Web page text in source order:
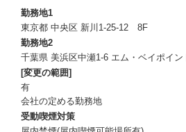
から熱い支持をいただき、その利便性と
やしています。
イオングループ経営陣の期待も大きく、
略の柱として明確に位置づけられていま
ーーー未来の社会インフラへ。共に創る
「Green Beans」をさらに進化させ、日
と育て上げる。
勤務地1
東京都 中央区 新川1-25-12 8F
勤務地2
千葉県 美浜区中瀬1-6 エム・ベイポイン
[変更の範囲]
有
会社の定める勤務地
受動喫煙対策